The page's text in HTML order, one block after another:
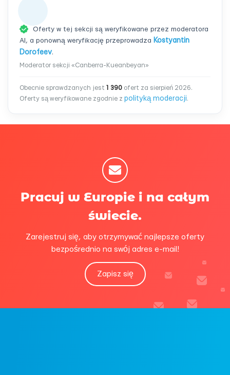
Oferty w tej sekcji są weryfikowane przez moderatora
AI, a ponowną weryfikację przeprowadza Kostyantin
Dorofeev.
Moderator sekcji «Canberra-Kueanbeyan»
Obecnie sprawdzanych jest 1 390 ofert za sierpień 2026.
Oferty są weryfikowane zgodnie z polityką moderacji.
Pracuj w Europie i na całym
świecie.
Zarejestruj się, aby otrzymywać najlepsze oferty
bezpośrednio na swój adres e-mail!
Zapisz się